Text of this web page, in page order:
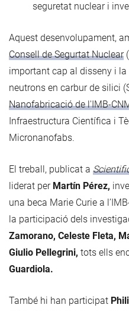
seguretat nuclear i
Aquest desenvolupament,
Consell de Segurtat Nuclear
important cap al disseny i
neutrons en carbur de silici
Nanofabricació de l'IMB-
Infraestructura Científica i
Micronanofabs.
El treball, publicat a
liderat per Martín Pérez,
una beca Marie Curie a
la participació dels
Zamorano, Celeste Fleta,
Giulio Pellegrini, tots ells
Guardiola.
També hi han participat